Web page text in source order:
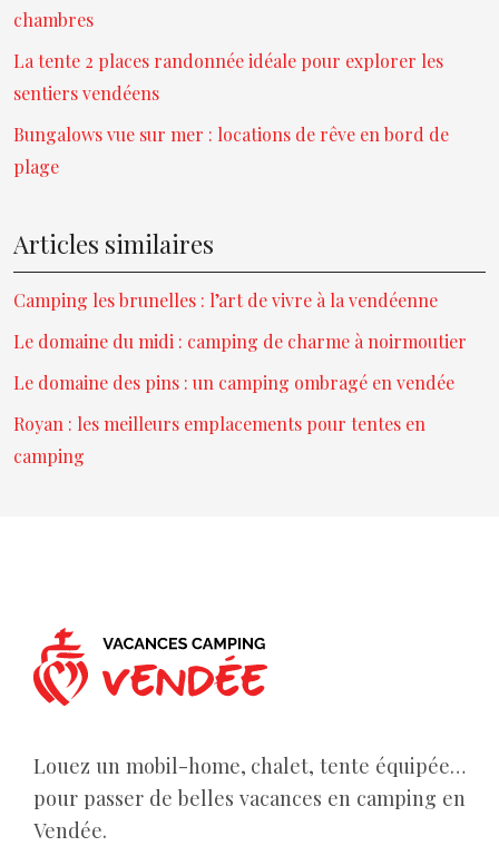
chambres
La tente 2 places randonnée idéale pour explorer les
sentiers vendéens
Bungalows vue sur mer : locations de rêve en bord de
plage
Articles similaires
Camping les brunelles : l’art de vivre à la vendéenne
Le domaine du midi : camping de charme à noirmoutier
Le domaine des pins : un camping ombragé en vendée
Royan : les meilleurs emplacements pour tentes en
camping
Louez un mobil-home, chalet, tente équipée…
pour passer de belles vacances en camping en
Vendée.